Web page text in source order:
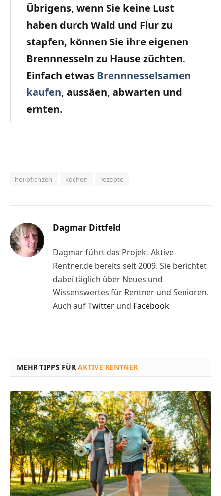
Übrigens, wenn Sie keine Lust
haben durch Wald und Flur zu
stapfen, können Sie ihre eigenen
Brennnesseln zu Hause züchten.
Einfach etwas Brennnesselsamen
kaufen, aussäen, abwarten und
ernten.
heilpflanzen kochen rezepte
Dagmar Dittfeld
Dagmar führt das Projekt Aktive-
Rentner.de bereits seit 2009. Sie berichtet
dabei täglich über Neues und
Wissenswertes für Rentner und Senioren.
Auch aufTwitter und Facebook
MEHR TIPPS FÜRAKTIVE RENTNER